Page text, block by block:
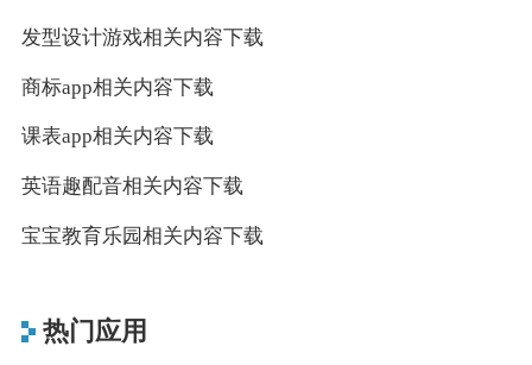
发型设计游戏相关内容下载
商标app相关内容下载
课表app相关内容下载
英语趣配音相关内容下载
宝宝教育乐园相关内容下载
热门应用